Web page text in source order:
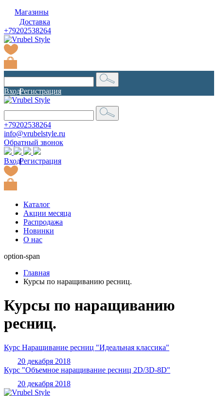
Магазины
Доставка
+79202538264
Вход|
Регистрация
+79202538264
info@vrubelstyle.ru
Обратный звонок
Вход|
Регистрация
Каталог
Акции месяца
Распродажа
Новинки
О нас
option-span
Главная
Курсы по наращиванию ресниц.
Курсы по наращиванию
ресниц.
Курс Наращивание ресниц "Идеальная классика"
20 декабря 2018
Курс "Объемное наращивание ресниц 2D/3D-8D"
20 декабря 2018